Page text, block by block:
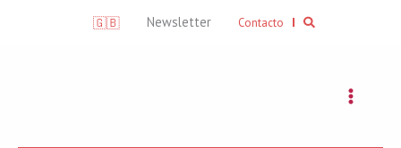
🇬🇧 Newsletter Contacto Search